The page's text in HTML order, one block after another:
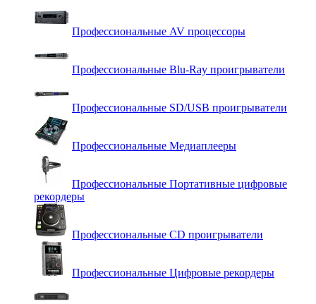
Профессиональные AV процессоры
Профессиональные Blu-Ray проигрыватели
Профессиональные SD/USB проигрыватели
Профессиональные Медиаплееры
Профессиональные Портативные цифровые
рекордеры
Профессиональные СD проигрыватели
Профессиональные Цифровые рекордеры